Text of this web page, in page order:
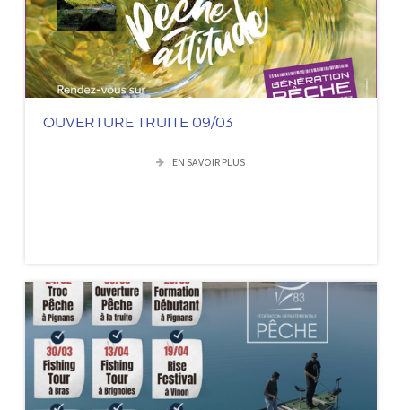
OUVERTURE TRUITE 09/03
EN SAVOIR PLUS